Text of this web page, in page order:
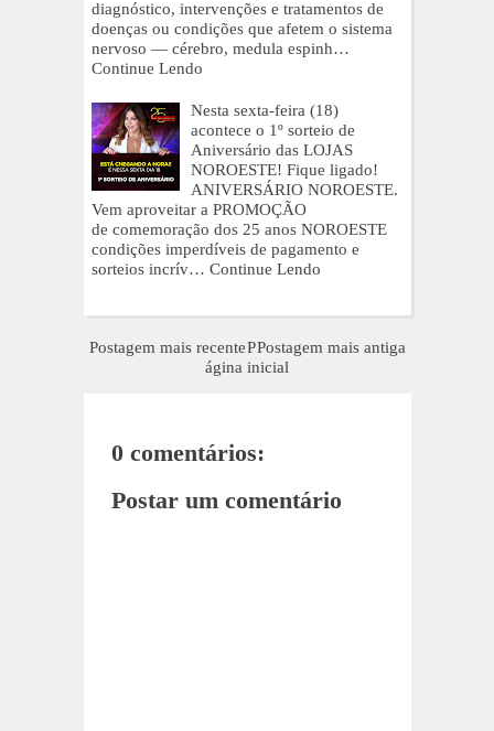
diagnóstico, intervenções e tratamentos de
doenças ou condições que afetem o sistema
nervoso — cérebro, medula espinh…
Continue Lendo
Nesta sexta-feira (18)
acontece o 1º sorteio de
Aniversário das LOJAS
NOROESTE! Fique ligado!
ANIVERSÁRIO NOROESTE.
Vem aproveitar a PROMOÇÃO
de comemoração dos 25 anos NOROESTE
condições imperdíveis de pagamento e
sorteios incrív… Continue Lendo
Postagem mais recente Postagem mais antiga
P
ágina inicial
0 comentários:
Postar um comentário